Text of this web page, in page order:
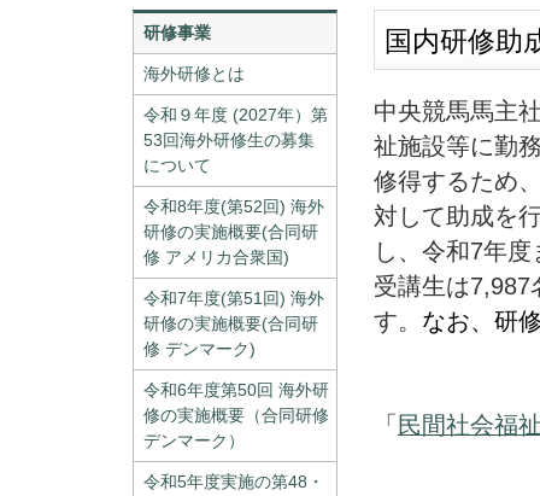
国内研修助
中央競馬馬主
祉施設等に勤
修得するため
対して助成を
し、令和7年
受講生は7,987
す。 なお、研
「 民間社会福
研修事業
海外研修とは
令和９年度 (2027年）第
53回海外研修生の募集
について
令和8年度(第52回) 海外
研修の実施概要(合同研
修 アメリカ合衆国)
令和7年度(第51回) 海外
研修の実施概要(合同研
修 デンマーク)
令和6年度第50回 海外研
修の実施概要（合同研修
デンマーク）
令和5年度実施の第48・